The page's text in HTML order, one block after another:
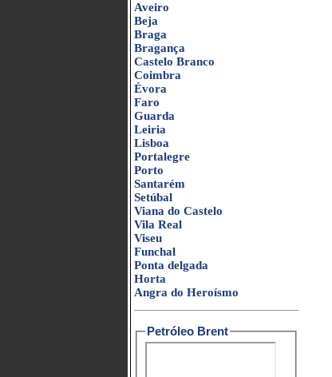
Aveiro
Beja
Braga
Bragança
Castelo Branco
Coimbra
Évora
Faro
Guarda
Leiria
Lisboa
Portalegre
Porto
Santarém
Setúbal
Viana do Castelo
Vila Real
Viseu
Funchal
Ponta delgada
Horta
Angra do Heroísmo
Petróleo Brent